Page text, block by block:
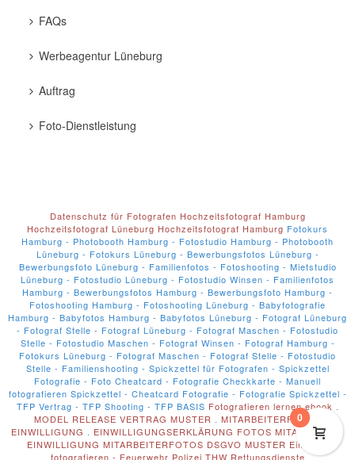
FAQs
Werbeagentur Lüneburg
Auftrag
Foto-Dienstleistung
Datenschutz für Fotografen Hochzeitsfotograf Hamburg
Hochzeitsfotograf Lüneburg Hochzeitsfotograf Hamburg Fotokurs
Hamburg - Photobooth Hamburg - Fotostudio Hamburg - Photobooth
Lüneburg - Fotokurs Lüneburg - Bewerbungsfotos Lüneburg -
Bewerbungsfoto Lüneburg - Familienfotos - Fotoshooting - Mietstudio
Lüneburg - Fotostudio Lüneburg - Fotostudio Winsen - Familienfotos
Hamburg - Bewerbungsfotos Hamburg - Bewerbungsfoto Hamburg -
Fotoshooting Hamburg - Fotoshooting Lüneburg - Babyfotografie
Hamburg - Babyfotos Hamburg - Babyfotos Lüneburg - Fotograf Lüneburg
- Fotograf Stelle - Fotograf Lüneburg - Fotograf Maschen - Fotostudio
Stelle - Fotostudio Maschen - Fotograf Winsen - Fotograf Hamburg -
Fotokurs Lüneburg - Fotograf Maschen - Fotograf Stelle - Fotostudio
Stelle - Familienshooting - Spickzettel für Fotografen - Spickzettel
Fotografie - Foto Cheatcard - Fotografie Checkkarte - Manuell
fotografieren Spickzettel - Cheatcard Fotografie - Fotografie Spickzettel -
TFP Vertrag - TFP Shooting - TFP BASIS Fotografieren lernen ebook .
MODEL RELEASE VERTRAG MUSTER . MITARBEITERFOTOS
EINWILLIGUNG . EINWILLIGUNGSERKLÄRUNG FOTOS MITARBEITER
EINWILLIGUNG MITARBEITERFOTOS DSGVO MUSTER Einsätze
fotografieren - Feuerwehr Polizei THW Rettungsdienste
0